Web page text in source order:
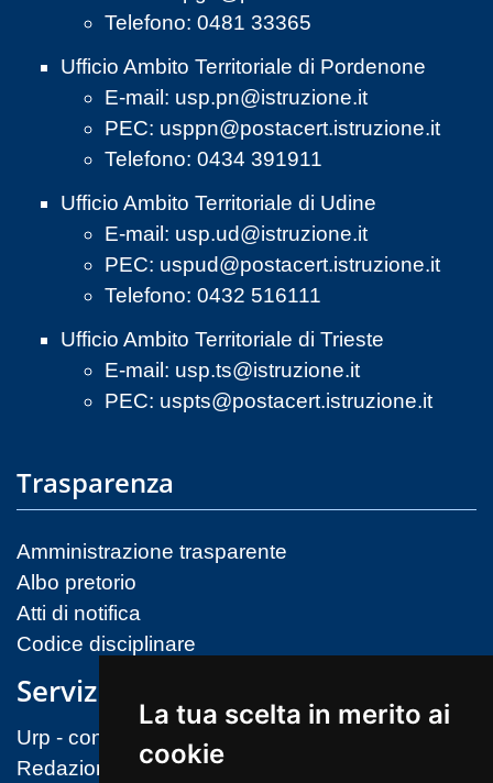
La tua scelta in merito ai
cookie
Telefono: 0481 33365
Ufficio Ambito Territoriale di Pordenone
E-mail: usp.pn@istruzione.it
PEC: usppn@postacert.istruzione.it
Telefono: 0434 391911
Ufficio Ambito Territoriale di Udine
E-mail: usp.ud@istruzione.it
PEC: uspud@postacert.istruzione.it
Telefono: 0432 516111
Ufficio Ambito Territoriale di Trieste
E-mail: usp.ts@istruzione.it
PEC: uspts@postacert.istruzione.it
Trasparenza
Amministrazione trasparente
Albo pretorio
Atti di notifica
Codice disciplinare
Servizi
Urp - contatti
Redazione sito